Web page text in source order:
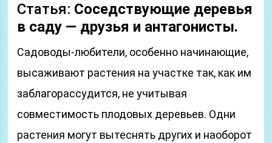
Статья: Соседствующие деревья
в саду — друзья и антагонисты.
Садоводы-любители, особенно начинающие,
высаживают растения на участке так, как им
заблагорассудится, не учитывая
совместимость плодовых деревьев. Одни
растения могут вытеснять других и наоборот